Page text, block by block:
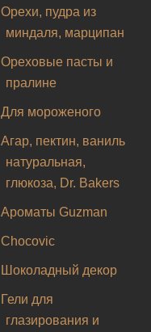
Орехи, пудра из
миндаля, марципан
Ореховые пасты и
пралине
Для мороженого
Агар, пектин, ваниль
натуральная,
глюкоза, Dr. Bakers
Ароматы Guzman
Chocovic
Шоколадный декор
Гели для
глазирования и